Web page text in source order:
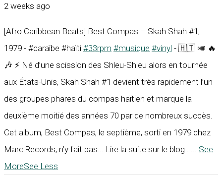
2 weeks ago
[Afro Caribbean Beats] Best Compas – Skah Shah #1,
1979 - #caraïbe #haïti #33rpm #musique #vinyl - 🇭🇹 🎺 🔥
🎶 ⚡ Né d’une scission des Shleu-Shleu alors en tournée
aux États-Unis, Skah Shah #1 devient très rapidement l’un
des groupes phares du compas haïtien et marque la
deuxième moitié des années 70 par de nombreux succès.
Cet album, Best Compas, le septième, sorti en 1979 chez
Marc Records, n’y fait pas... Lire la suite sur le blog : ... See
MoreSee Less